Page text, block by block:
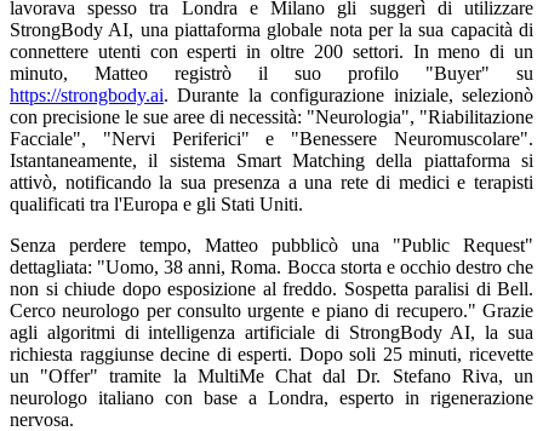
lavorava spesso tra Londra e Milano gli suggerì di utilizzare
StrongBody AI, una piattaforma globale nota per la sua capacità di
connettere utenti con esperti in oltre 200 settori. In meno di un
minuto, Matteo registrò il suo profilo "Buyer" su
https://strongbody.ai. Durante la configurazione iniziale, selezionò
con precisione le sue aree di necessità: "Neurologia", "Riabilitazione
Facciale", "Nervi Periferici" e "Benessere Neuromuscolare".
Istantaneamente, il sistema Smart Matching della piattaforma si
attivò, notificando la sua presenza a una rete di medici e terapisti
qualificati tra l'Europa e gli Stati Uniti.
Senza perdere tempo, Matteo pubblicò una "Public Request"
dettagliata: "Uomo, 38 anni, Roma. Bocca storta e occhio destro che
non si chiude dopo esposizione al freddo. Sospetta paralisi di Bell.
Cerco neurologo per consulto urgente e piano di recupero." Grazie
agli algoritmi di intelligenza artificiale di StrongBody AI, la sua
richiesta raggiunse decine di esperti. Dopo soli 25 minuti, ricevette
un "Offer" tramite la MultiMe Chat dal Dr. Stefano Riva, un
neurologo italiano con base a Londra, esperto in rigenerazione
nervosa.